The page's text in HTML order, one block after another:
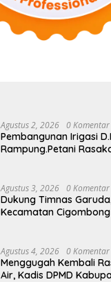
Agustus 2, 2026 0 Komentar
Pembangunan Irigasi
Rampung.Petani
Agustus 3, 2026 0 Komentar
Dukung Timnas
Kecamatan
Agustus 4, 2026 0 Komentar
Menggugah Kembali
Air, Kadis DPMD